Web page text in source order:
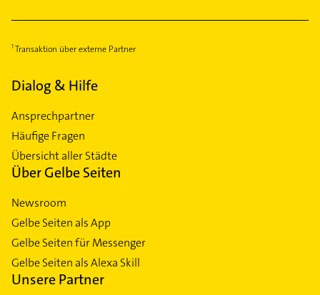
Transaktion über externe Partner
Dialog & Hilfe
Ansprechpartner
Häufige Fragen
Übersicht aller Städte
Über Gelbe Seiten
Newsroom
Gelbe Seiten als App
Gelbe Seiten für Messenger
Gelbe Seiten als Alexa Skill
Unsere Partner